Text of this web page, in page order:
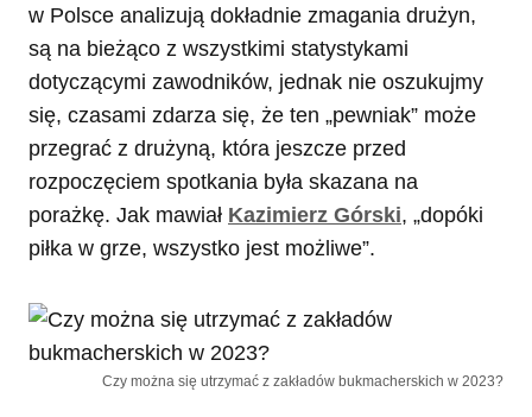
w Polsce analizują dokładnie zmagania drużyn,
są na bieżąco z wszystkimi statystykami
dotyczącymi zawodników, jednak nie oszukujmy
się, czasami zdarza się, że ten „pewniak” może
przegrać z drużyną, która jeszcze przed
rozpoczęciem spotkania była skazana na
porażkę. Jak mawiał Kazimierz Górski, „dopóki
piłka w grze, wszystko jest możliwe”.
Czy można się utrzymać z zakładów bukmacherskich w 2023?